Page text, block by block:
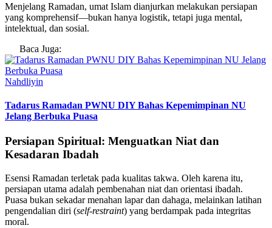
Menjelang Ramadan, umat Islam dianjurkan melakukan persiapan
yang komprehensif—bukan hanya logistik, tetapi juga mental,
intelektual, dan sosial.
Baca Juga:
Nahdliyin
Tadarus Ramadan PWNU DIY Bahas Kepemimpinan NU
Jelang Berbuka Puasa
Persiapan Spiritual: Menguatkan Niat dan
Kesadaran Ibadah
Esensi Ramadan terletak pada kualitas takwa. Oleh karena itu,
persiapan utama adalah pembenahan niat dan orientasi ibadah.
Puasa bukan sekadar menahan lapar dan dahaga, melainkan latihan
pengendalian diri (self-restraint) yang berdampak pada integritas
moral.